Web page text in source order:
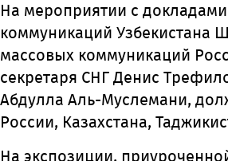
На мероприятии с
коммуникаций Узбекистана
массовых коммуникаций
секретаря СНГ Денис
Абдулла Аль-Муслемани,
России, Казахстана,
На экспозиции,